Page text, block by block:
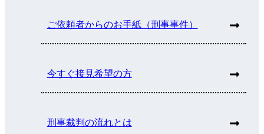
ご依頼者からのお手紙（刑事事件）
今すぐ接見希望の方
刑事裁判の流れとは